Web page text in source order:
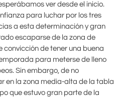
ver desde el inicio.
para luchar por los tres
a esta determinación y gran
escaparse de la zona de
convicción de tener una buena
para meterse de lleno
Sin embargo, de no
en la zona media-alta de la tabla
que estuvo gran parte de la